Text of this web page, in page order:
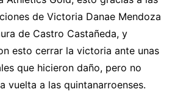
de Victoria Danae Mendoza
de Castro Castañeda, y
esto cerrar la victoria ante unas
que hicieron daño, pero no
vuelta a las quintanarroenses.